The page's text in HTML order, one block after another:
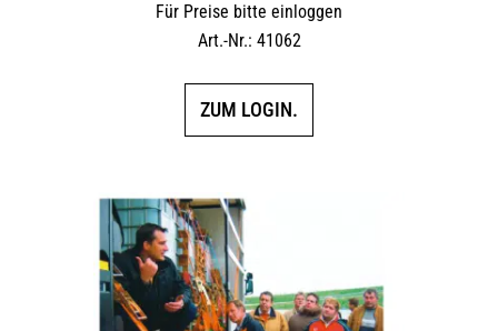
Für Preise bitte einloggen
Art.-Nr.: 41062
ZUM LOGIN.